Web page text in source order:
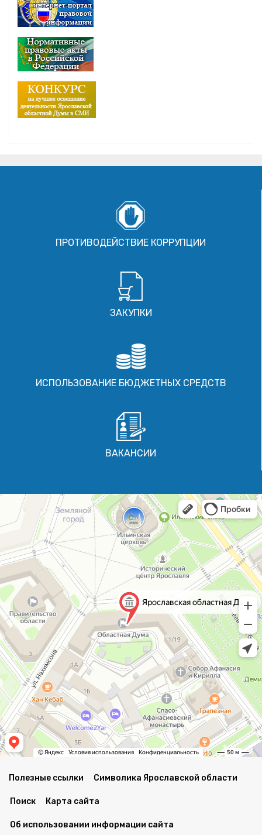
ПРОТИВОДЕЙСТВИЕ КОРРУПЦИИ
ЗАКУПКИ
ИСПОЛЬЗОВАНИЕ БЮДЖЕТНЫХ СРЕДСТВ
ВАКАНСИИ
Полезные ссылки Символика Ярославской области
Поиск Карта сайта
Об использовании информации сайта